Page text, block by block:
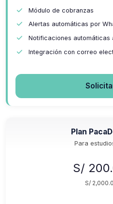
Módulo de cobranzas
Alertas automáticas por
Notificaciones automáticas
Integración con correo
Plan
Para
S/
S/